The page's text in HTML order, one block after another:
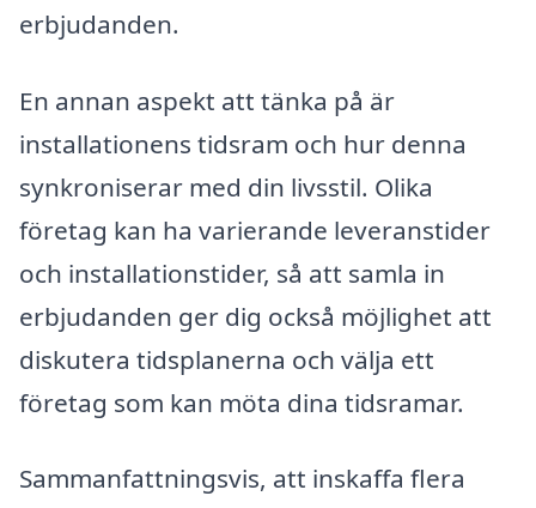
erbjudanden.
En annan aspekt att tänka på är
installationens tidsram och hur denna
synkroniserar med din livsstil. Olika
företag kan ha varierande leveranstider
och installationstider, så att samla in
erbjudanden ger dig också möjlighet att
diskutera tidsplanerna och välja ett
företag som kan möta dina tidsramar.
Sammanfattningsvis, att inskaffa flera